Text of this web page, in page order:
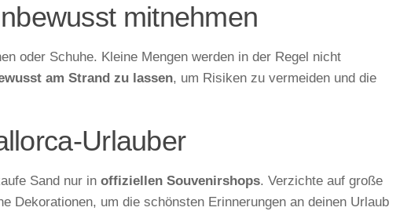
mitnehmen
oder Schuhe. Kleine Mengen werden in der Regel nicht
am Strand zu lassen, um Risiken zu vermeiden und die
Urlauber
Sand nur in offiziellen Souvenirshops. Verzichte auf große
Dekorationen, um die schönsten Erinnerungen an deinen Urlaub